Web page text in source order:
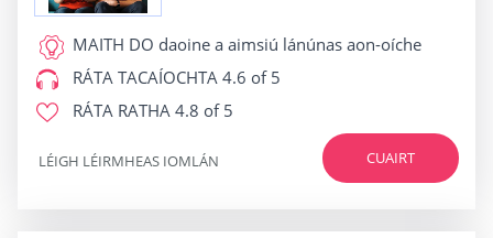
MAITH DO daoine a aimsiú lánúnas aon-oíche
RÁTA TACAÍOCHTA 4.6 of 5
RÁTA RATHA 4.8 of 5
CUAIRT
LÉIGH LÉIRMHEAS IOMLÁN